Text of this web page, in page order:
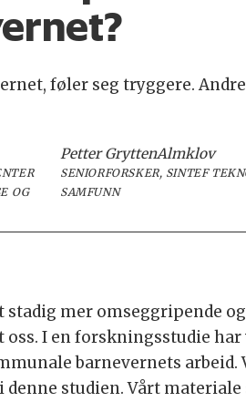
føler seg tryggere.
OG
Petter GryttenAlmklov
SENIORFORSKER, SINTEF
SAMFUNN
mer omseggripende
oss. I en forskningsstudie
barnevernets arbeid.
studien. Vårt